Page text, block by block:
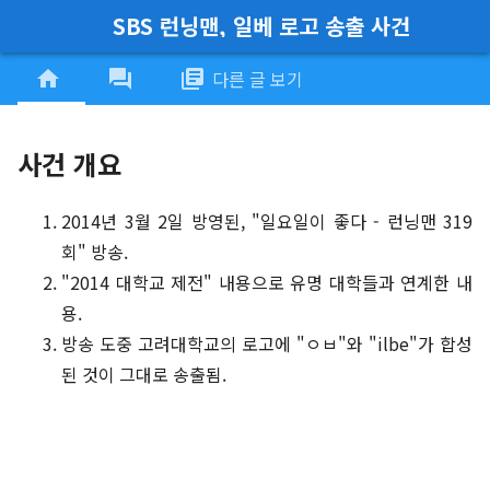
SBS 런닝맨, 일베 로고 송출 사건
home forum library_books 다른 글 보기
사건 개요
2014년 3월 2일 방영된, "일요일이 좋다 - 런닝맨 319
회" 방송.
"2014 대학교 제전" 내용으로 유명 대학들과 연계한 내
용.
방송 도중 고려대학교의 로고에 "ㅇㅂ"와 "ilbe"가 합성
된 것이 그대로 송출됨.